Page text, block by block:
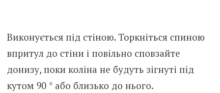
Виконується під стіною. Торкніться спиною
впритул до стіни і повільно сповзайте
донизу, поки коліна не будуть зігнуті під
кутом 90 ° або близько до нього.